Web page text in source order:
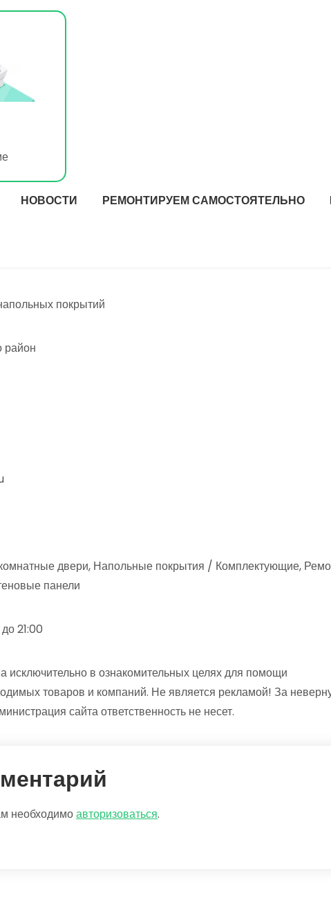
НОВОСТИ РЕМОНТИРУЕМ САМОСТОЯТЕЛЬНО
покрытий
район
двери, Напольные покрытия / Комплектующие,
панели
21:00
в ознакомительных целях для помощи
товаров и компаний. Не является рекламой! За
сайта ответственность не несет.
необходимоавторизоваться.